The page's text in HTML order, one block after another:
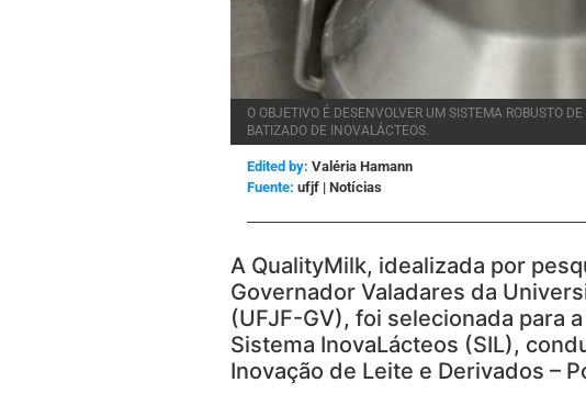
O OBJETIVO É DESENVOLVER UM SISTEMA ROBUSTO
BATIZADO DE INOVALÁCTEOS.
Edited by: Valéria Hamann
ufjf | Notícias
A QualityMilk, idealizada por
Governador Valadares da
(UFJF-GV), foi selecionada para
Sistema InovaLácteos (SIL),
Inovação de Leite e Derivados –